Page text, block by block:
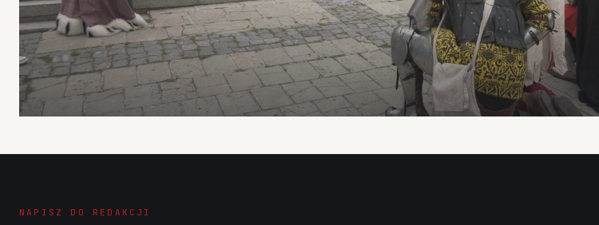
NAPISZ DO REDAKCJI